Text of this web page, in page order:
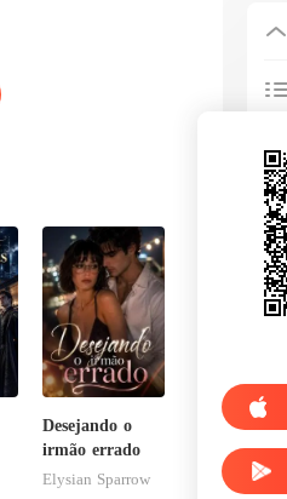
Desejando o
irmão errado
Elysian Sparrow